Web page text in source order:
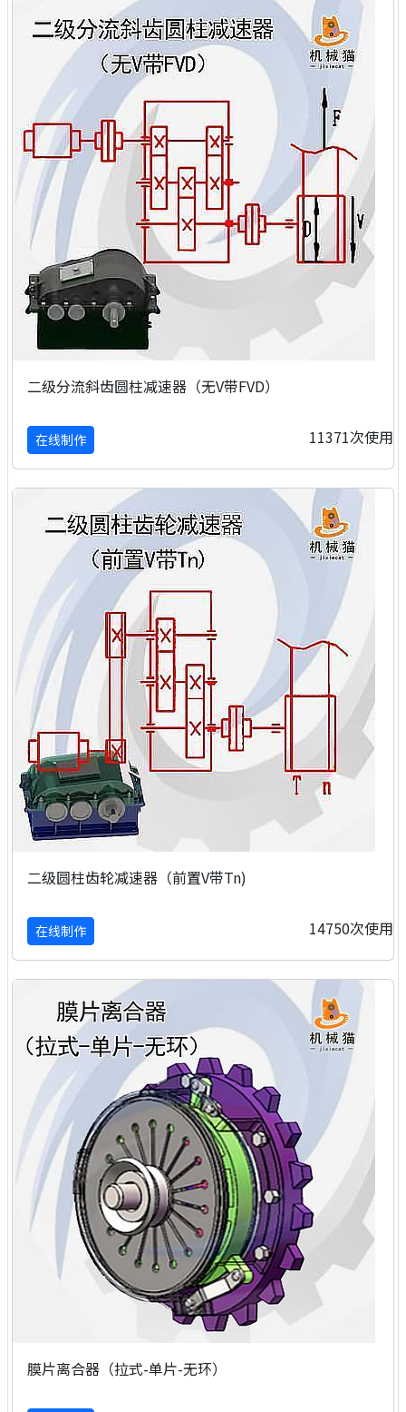
二级分流斜齿圆柱减速器（无V带FVD）
在线制作 11371次使用
二级圆柱齿轮减速器（前置V带Tn)
在线制作 14750次使用
膜片离合器（拉式-单片-无环）